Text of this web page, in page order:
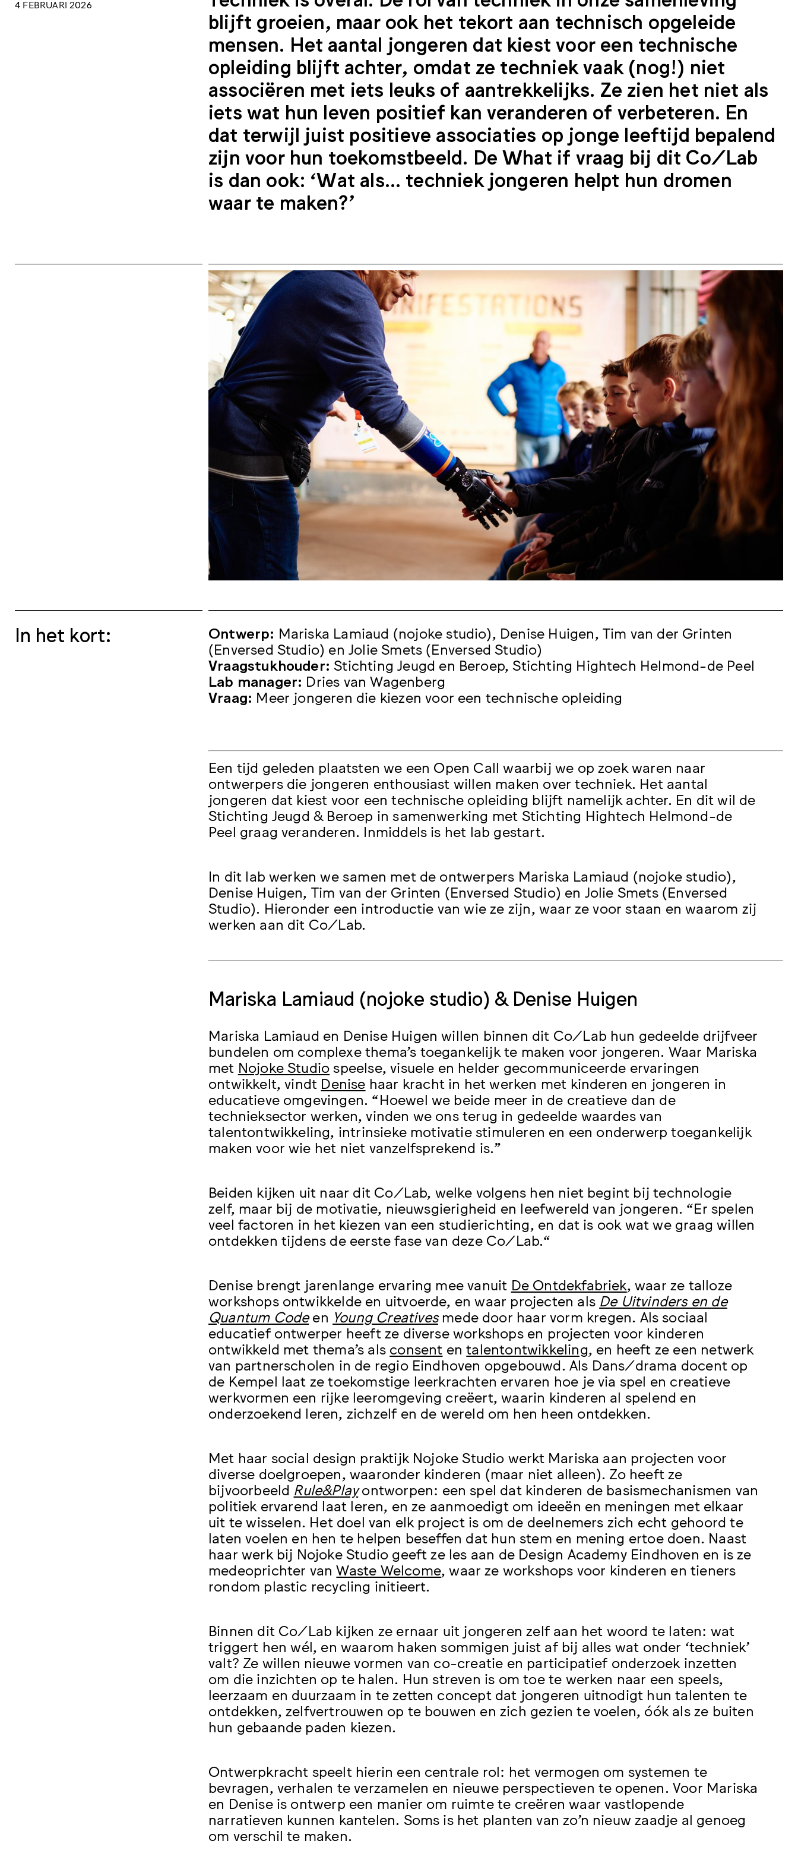
4 FEBRUARI 2026
blijft groeien, maar ook het tekort aan technisch opgeleide
mensen. Het aantal jongeren dat kiest voor een technische
opleiding blijft achter, omdat ze techniek vaak (nog!) niet
associëren met iets leuks of aantrekkelijks. Ze zien het niet als
iets wat hun leven positief kan veranderen of verbeteren. En
dat terwijl juist positieve associaties op jonge leeftijd bepalend
zijn voor hun toekomstbeeld. De What if vraag bij dit Co/Lab
is dan ook: ‘Wat als… techniek jongeren helpt hun dromen
waar te maken?’
In het kort: Ontwerp: Mariska Lamiaud (nojoke studio), Denise Huigen, Tim van der Grinten
(Enversed Studio) en Jolie Smets (Enversed Studio)
Vraagstukhouder: Stichting Jeugd en Beroep, Stichting Hightech Helmond-de Peel
Lab manager: Dries van Wagenberg
Vraag: Meer jongeren die kiezen voor een technische opleiding
Een tijd geleden plaatsten we een Open Call waarbij we op zoek waren naar
ontwerpers die jongeren enthousiast willen maken over techniek. Het aantal
jongeren dat kiest voor een technische opleiding blijft namelijk achter. En dit wil de
Stichting Jeugd & Beroep in samenwerking met Stichting Hightech Helmond-de
Peel graag veranderen. Inmiddels is het lab gestart.
In dit lab werken we samen met de ontwerpers Mariska Lamiaud (nojoke studio),
Denise Huigen, Tim van der Grinten (Enversed Studio) en Jolie Smets (Enversed
Studio). Hieronder een introductie van wie ze zijn, waar ze voor staan en waarom zij
werken aan dit Co/Lab.
Mariska Lamiaud (nojoke studio) & Denise Huigen
Mariska Lamiaud en Denise Huigen willen binnen dit Co/Lab hun gedeelde drijfveer
bundelen om complexe thema’s toegankelijk te maken voor jongeren. Waar Mariska
met Nojoke Studio speelse, visuele en helder gecommuniceerde ervaringen
ontwikkelt, vindt Denise haar kracht in het werken met kinderen en jongeren in
educatieve omgevingen. “Hoewel we beide meer in de creatieve dan de
technieksector werken, vinden we ons terug in gedeelde waardes van
talentontwikkeling, intrinsieke motivatie stimuleren en een onderwerp toegankelijk
maken voor wie het niet vanzelfsprekend is.”
Beiden kijken uit naar dit Co/Lab, welke volgens hen niet begint bij technologie
zelf, maar bij de motivatie, nieuwsgierigheid en leefwereld van jongeren. “Er spelen
veel factoren in het kiezen van een studierichting, en dat is ook wat we graag willen
ontdekken tijdens de eerste fase van deze Co/Lab.“
Denise brengt jarenlange ervaring mee vanuit De Ontdekfabriek, waar ze talloze
workshops ontwikkelde en uitvoerde, en waar projecten als De Uitvinders en de
Quantum Codeen Young Creativesmede door haar vorm kregen. Als sociaal
educatief ontwerper heeft ze diverse workshops en projecten voor kinderen
ontwikkeld met thema’s als consent entalentontwikkeling, en heeft ze een netwerk
van partnerscholen in de regio Eindhoven opgebouwd. Als Dans/drama docent op
de Kempel laat ze toekomstige leerkrachten ervaren hoe je via spel en creatieve
werkvormen een rijke leeromgeving creëert, waarin kinderen al spelend en
onderzoekend leren, zichzelf en de wereld om hen heen ontdekken.
Met haar social design praktijk Nojoke Studio werkt Mariska aan projecten voor
diverse doelgroepen, waaronder kinderen (maar niet alleen). Zo heeft ze
bijvoorbeeld Rule&Playontworpen: een spel dat kinderen de basismechanismen van
politiek ervarend laat leren, en ze aanmoedigt om ideeën en meningen met elkaar
uit te wisselen. Het doel van elk project is om de deelnemers zich echt gehoord te
laten voelen en hen te helpen beseffen dat hun stem en mening ertoe doen. Naast
haar werk bij Nojoke Studio geeft ze les aan de Design Academy Eindhoven en is ze
medeoprichter vanWaste Welcome, waar ze workshops voor kinderen en tieners
rondom plastic recycling initieert.
Binnen dit Co/Lab kijken ze ernaar uit jongeren zelf aan het woord te laten: wat
triggert hen wél, en waarom haken sommigen juist af bij alles wat onder ‘techniek’
valt? Ze willen nieuwe vormen van co-creatie en participatief onderzoek inzetten
om die inzichten op te halen. Hun streven is om toe te werken naar een speels,
leerzaam en duurzaam in te zetten concept dat jongeren uitnodigt hun talenten te
ontdekken, zelfvertrouwen op te bouwen en zich gezien te voelen, óók als ze buiten
hun gebaande paden kiezen.
Ontwerpkracht speelt hierin een centrale rol: het vermogen om systemen te
bevragen, verhalen te verzamelen en nieuwe perspectieven te openen. Voor Mariska
en Denise is ontwerp een manier om ruimte te creëren waar vastlopende
narratieven kunnen kantelen. Soms is het planten van zo’n nieuw zaadje al genoeg
om verschil te maken.